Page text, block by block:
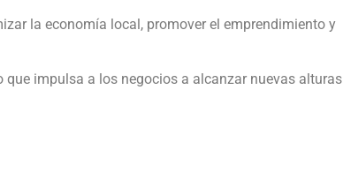
la economía local, promover el emprendimiento y
impulsa a los negocios a alcanzar nuevas alturas